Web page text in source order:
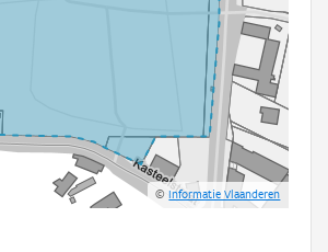
©Informatie Vlaanderen